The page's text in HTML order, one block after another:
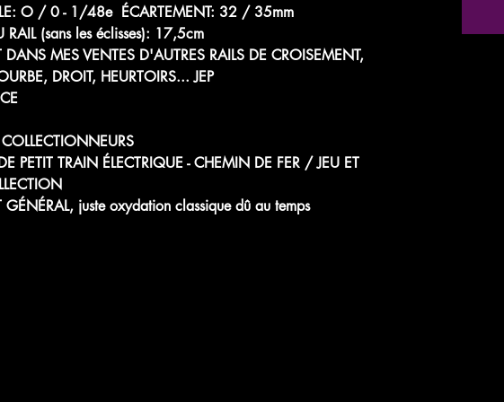
O / 0 - 1/48e ÉCARTEMENT: 32 / 35mm
RAIL (sans les éclisses): 17,5cm
DANS MES VENTES D'AUTRES RAILS DE CROISEMENT,
DROIT, HEURTOIRS... JEP
PETIT TRAIN ÉLECTRIQUE - CHEMIN DE FER / JEU ET
GÉNÉRAL, juste oxydation classique dû au temps